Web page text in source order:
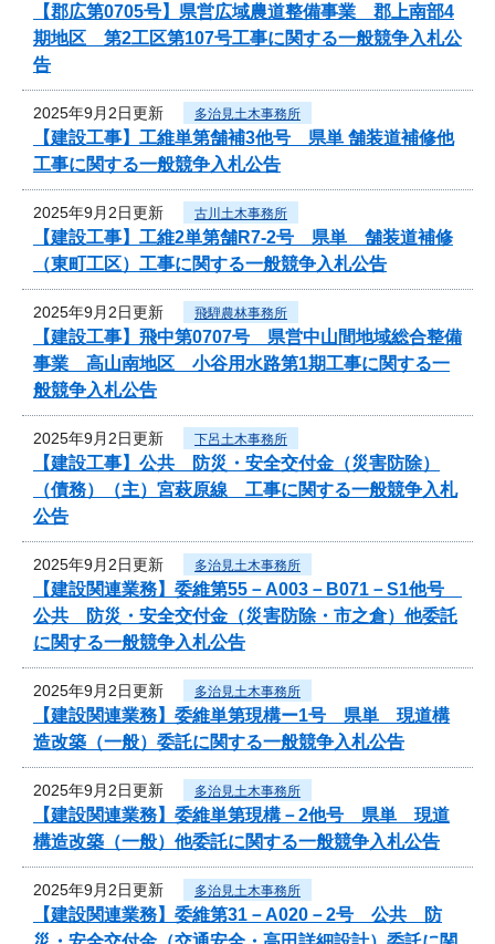
【郡広第0705号】県営広域農道整備事業 郡上南部4
期地区 第2工区第107号工事に関する一般競争入札公
告
2025年9月2日更新 多治見土木事務所
【建設工事】工維単第舗補3他号 県単 舗装道補修他
工事に関する一般競争入札公告
2025年9月2日更新 古川土木事務所
【建設工事】工維2単第舗R7-2号 県単 舗装道補修
（東町工区）工事に関する一般競争入札公告
2025年9月2日更新 飛騨農林事務所
【建設工事】飛中第0707号 県営中山間地域総合整備
事業 高山南地区 小谷用水路第1期工事に関する一
般競争入札公告
2025年9月2日更新 下呂土木事務所
【建設工事】公共 防災・安全交付金（災害防除）
（債務）（主）宮萩原線 工事に関する一般競争入札
公告
2025年9月2日更新 多治見土木事務所
【建設関連業務】委維第55－A003－B071－S1他号
公共 防災・安全交付金（災害防除・市之倉）他委託
に関する一般競争入札公告
2025年9月2日更新 多治見土木事務所
【建設関連業務】委維単第現構ー1号 県単 現道構
造改築（一般）委託に関する一般競争入札公告
2025年9月2日更新 多治見土木事務所
【建設関連業務】委維単第現構－2他号 県単 現道
構造改築（一般）他委託に関する一般競争入札公告
2025年9月2日更新 多治見土木事務所
【建設関連業務】委維第31－A020－2号 公共 防